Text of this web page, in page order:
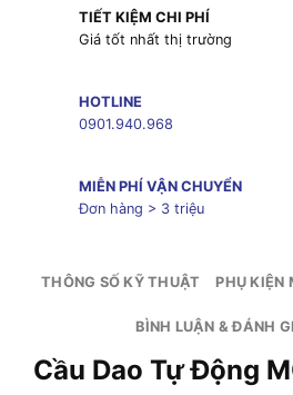
TIẾT KIỆM CHI PHÍ
Giá tốt nhất thị trường
HOTLINE
0901.940.968
MIỄN PHÍ VẬN CHUYỂN
Đơn hàng > 3 triệu
THÔNG SỐ KỸ THUẬT PHỤ KIỆN
BÌNH LUẬN & ĐÁNH
Cầu Dao Tự Động